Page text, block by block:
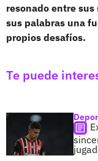
resonado entre
sus palabras una
propios desafíos.
Te puede